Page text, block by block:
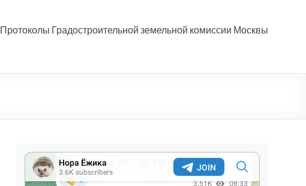
Протоколы Градостроительной земельной комиссии Москвы